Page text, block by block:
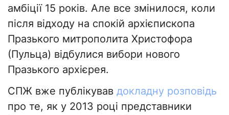
амбіції 15 років. Але все змінилося, коли
після відходу на спокій архієпископа
Празького митрополита Христофора
(Пульца) відбулися вибори нового
Празького архієрея.
СПЖ вже публікував докладну розповідь
про те, як у 2013 році представники